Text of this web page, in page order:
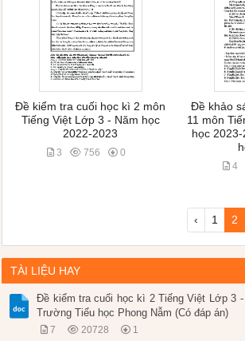
Đề kiểm tra cuối học kì 2 môn
Tiếng Việt Lớp 3 - Năm học
2022-2023
3 756 0
Đề khảo
11 môn
học
4
‹ 1 2
TÀI LIỆU HAY
Đề kiểm tra cuối học kì 2 Tiếng Việt Lớp 3 -
Trường Tiểu học Phong Nẫm (Có đáp án)
7 20728 1